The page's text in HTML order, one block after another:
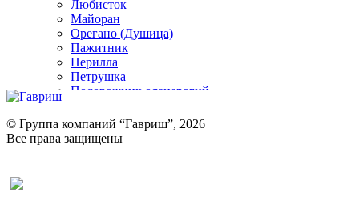
Любисток
Майоран
Орегано (Душица)
Пажитник
Перилла
Петрушка
Подорожник оленерогий
Ревень
Рукола
Рута
© Группа компаний “Гавриш”, 2026
Все права защищены